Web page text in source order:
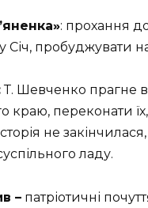
: прохання
пробуджувати
Т. Шевченко прагне
краю, переконати
не
ладу.
– патріотичні